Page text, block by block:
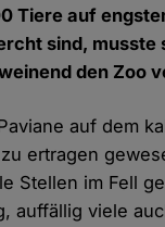
Tiere auf
sind, musste
den Zoo
auf dem
ertragen
Stellen im Fell
auffällig viele